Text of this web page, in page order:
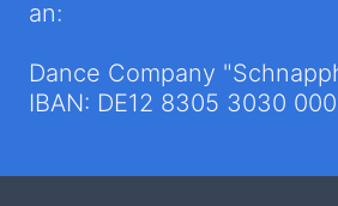
an:
Dance Company
IBAN: DE12 8305 3030